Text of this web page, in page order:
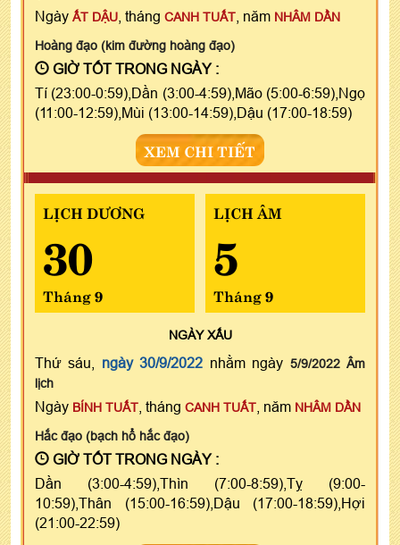
Ngày ẤT DẬU , tháng CANH TUẤT , năm NHÂM DẦN
Hoàng đạo (kim đường hoàng đạo)
GIỜ TỐT TRONG NGÀY :
Tí (23:00-0:59),Dần (3:00-4:59),Mão (5:00-6:59),Ngọ
(11:00-12:59),Mùi (13:00-14:59),Dậu (17:00-18:59)
XEM CHI TIẾT
LỊCH DƯƠNG
30
Tháng 9
LỊCH ÂM
5
Tháng 9
NGÀYXẤU
Thứ sáu, ngày 30/9/2022 nhằm ngày 5/9/2022 Âm
lịch
Ngày BÍNH TUẤT , tháng CANH TUẤT , năm NHÂM DẦN
Hắc đạo (bạch hổ hắc đạo)
GIỜ TỐT TRONG NGÀY :
Dần (3:00-4:59),Thìn (7:00-8:59),Tỵ (9:00-
10:59),Thân (15:00-16:59),Dậu (17:00-18:59),Hợi
(21:00-22:59)